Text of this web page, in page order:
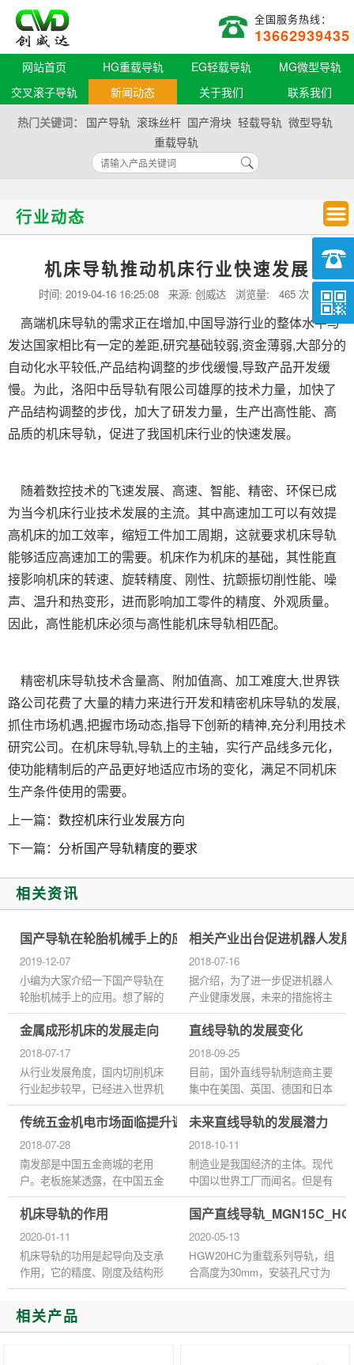
全国服务热线：
13662939435
网站首页 HG重载导轨 EG轻载导轨
MG微型导轨
交叉滚子导轨
新闻动态 关于我们
联系我们
热门关键词：
国产导轨 滚珠丝杆 国产滑块 轻载导轨 微型导轨
重载导轨
行业动态
机床导轨推动机床行业快速发展
时间: 2019-04-16 16:25:08 来源: 创威达 浏览量: 465 次
高端机床导轨的需求正在增加,中国导游行业的整体水平与
发达国家相比有一定的差距,研究基础较弱,资金薄弱,大部分的
自动化水平较低,产品结构调整的步伐缓慢,导致产品开发缓
慢。 为此，洛阳中岳导轨有限公司雄厚的技术力量，加快了
产品结构调整的步伐，加大了研发力量，生产出高性能、高
品质的机床导轨，促进了我国机床行业的快速发展。
随着数控技术的飞速发展、高速、智能、精密、环保已成
为当今机床行业技术发展的主流。 其中高速加工可以有效提
高机床的加工效率，缩短工件加工周期，这就要求机床导轨
能够适应高速加工的需要。 机床作为机床的基础，其性能直
接影响机床的转速、旋转精度、刚性、抗颤振切削性能、噪
声、温升和热变形，进而影响加工零件的精度、外观质量。
因此，高性能机床必须与高性能机床导轨相匹配。
精密机床导轨技术含量高、附加值高、加工难度大,世界铁
路公司花费了大量的精力来进行开发和精密机床导轨的发展,
抓住市场机遇,把握市场动态,指导下创新的精神,充分利用技术
研究公司。在机床导轨,导轨上的主轴，实行产品线多元化，
使功能精制后的产品更好地适应市场的变化，满足不同机床
生产条件使用的需要。
上一篇： 数控机床行业发展方向
下一篇： 分析国产导轨精度的要求
相关资讯
国产导轨在轮胎机械手上的应用
2019-12-07
小编为大家介绍一下国产导轨在
轮胎机械手上的应用。想了解的
就要跟着小编一起往下看咯！
伴随着工业科技不断创新改革，
汽车制造轮胎也走向高品质的...
相关产业出台促进机器人发
2018-07-16
据介绍，为了进一步促进机器人
产业健康发展，未来的措施将主
要聚焦两大关键点。首先是推进
机器人产业迈向中高端。为此，
工信部将率先进一步整合产...
金属成形机床的发展走向
2018-07-17
从行业发展角度，国内切削机床
行业起步较早，已经进入世界机
床产值前十大企业。成形机床相
比切削机床起步较晚，行业规模
和重点公司的收入规模都远...
直线导轨的发展变化
2018-09-25
目前，国外直线导轨制造商主要
集中在美国、英国、德国和日本
等国家。与国外相比，我国直线
导轨的制造还存在一定的差距，
主要表现在品种少、产量小...
传统五金机电市场面临提升课题 急需解决
2018-07-28
南发部是中国五金商城的老用
户。老板施某透露，在中国五金
商城开设网店后，销售额提高了
将近一倍。施老板说，刚开始时
都是零散的客户比较多，随着...
未来直线导轨的发展潜力
2018-10-11
制造业是我国经济的主体。现代
中国以世界工厂而闻名。但是有
这么多的问题，这给人的印象
是，中国商品是好的和坏的在一
起。为了改变这种状况，提高...
机床导轨的作用
2020-01-11
机床导轨的功用是起导向及支承
作用，它的精度、刚度及结构形
式等对机床的加工精度和承载能
力有直接影响。为了保证数控机
床具有较高的加工精度和较...
国产直线导轨
2020-05-13
HGW20HC为重载系列导轨，组
合高度为30mm，安装孔尺寸为
53*40，请勿使用在高于摄氏80
相关产品